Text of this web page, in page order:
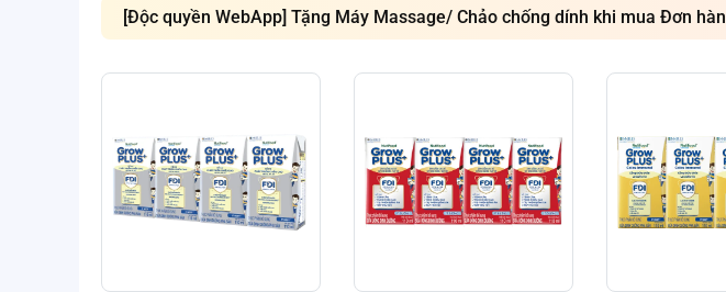
[Độc quyền WebApp] Tặng Máy Massage/ Chảo chống dính khi mua Đơn